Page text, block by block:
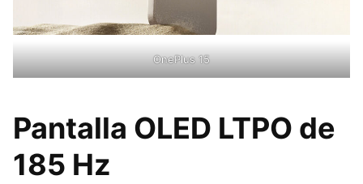
OnePlus 15
Pantalla OLED LTPO de
185 Hz